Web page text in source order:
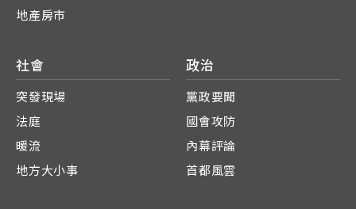
地產房市
社會
突發現場
法庭
暖流
地方大小事
政治
黨政要聞
國會攻防
內幕評論
首都風雲